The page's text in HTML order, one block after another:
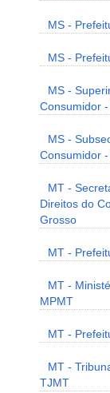
MS -
MS -
MS -
Consumidor
MS -
Consumidor
MT -
Direitos do
Grosso
MT -
MT -
MPMT
MT -
MT -
TJMT